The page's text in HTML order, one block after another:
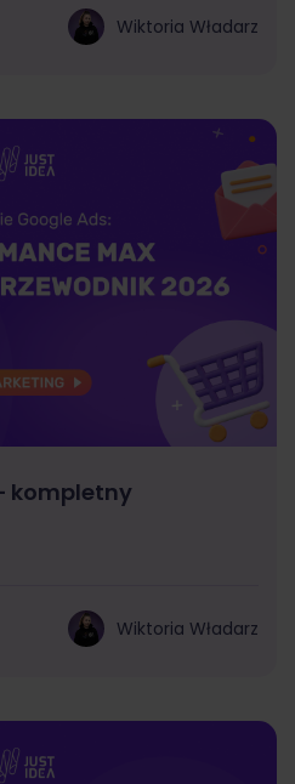
Wiktoria Władarz
kompletny
Wiktoria Władarz